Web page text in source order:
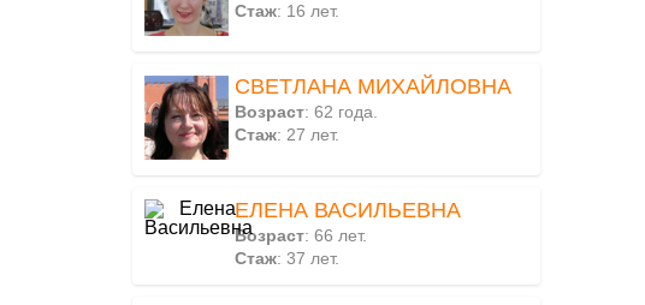
Стаж: 16 лет.
СВЕТЛАНА МИХАЙЛОВНА
Возраст: 62 года.
Стаж: 27 лет.
ЕЛЕНА ВАСИЛЬЕВНА
Возраст: 66 лет.
Стаж: 37 лет.